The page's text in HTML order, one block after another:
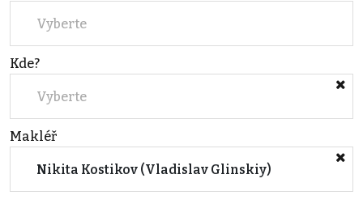
Vyberte
Kde?
Vyberte
Makléř
Nikita Kostikov (Vladislav Glinskiy)